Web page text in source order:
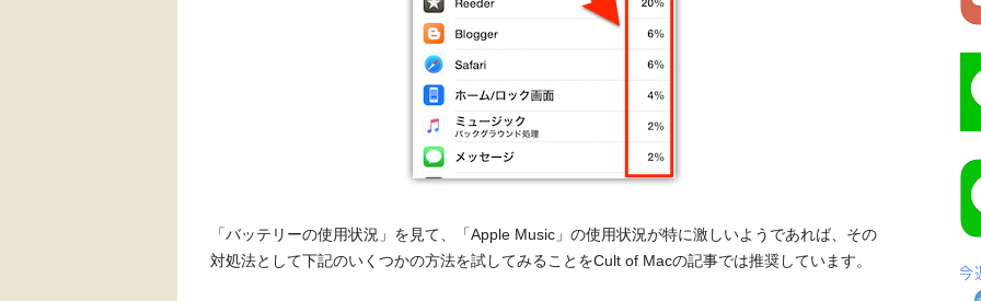
「バッテリーの使用状況」を見て、「Apple Music」の使用状況が特に激しいようであれば、その
対処法として下記のいくつかの方法を試してみることをCult of Macの記事では推奨しています。